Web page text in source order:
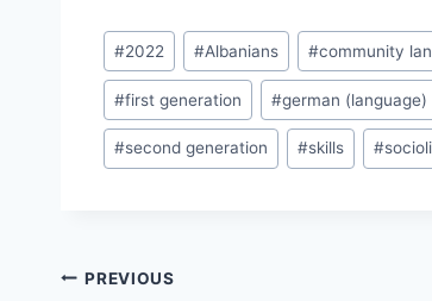
Post
Tags:
#2022 #Albanians #community
#first generation #german (language)
#second generation #skills #
Post
PREVIOUS